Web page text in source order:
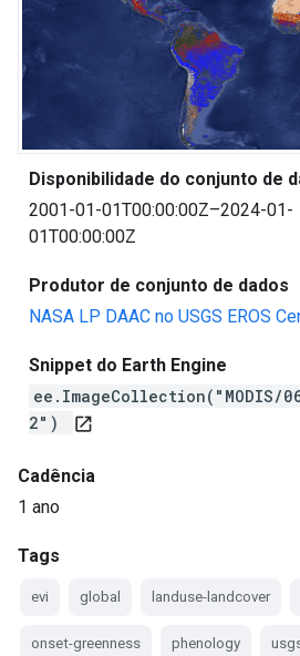
Disponibilidade do conjunto de
2001-01-01T00:00:00Z–2024-01-
01T00:00:00Z
Produtor de conjunto de dados
NASA LP DAAC no USGS EROS
Snippet do Earth Engine
ee.ImageCollection("MODIS/
2")
open_in_new
Cadência
1 ano
Tags
evi global landuse-landcover
onset-greenness phenology